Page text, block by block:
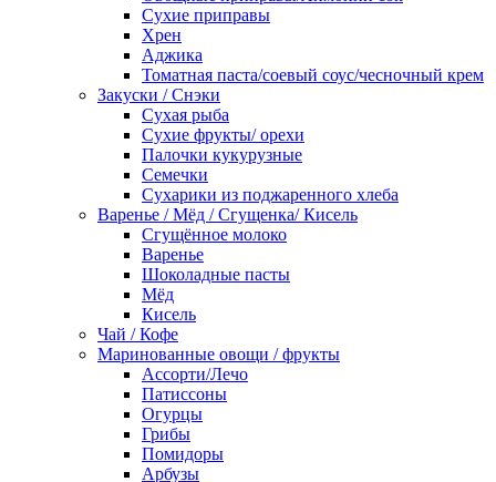
Сухие приправы
Хрен
Аджика
Томатная паста/соевый соус/чесночный крем
Закуски / Снэки
Сухая рыба
Сухие фрукты/ орехи
Палочки кукурузные
Семечки
Сухарики из поджаренного хлеба
Варенье / Мёд / Сгущенка/ Кисель
Сгущённое молоко
Варенье
Шоколадные пасты
Мёд
Кисель
Чай / Кофе
Маринованные овощи / фрукты
Ассорти/Лечо
Патиссоны
Огурцы
Грибы
Помидоры
Арбузы